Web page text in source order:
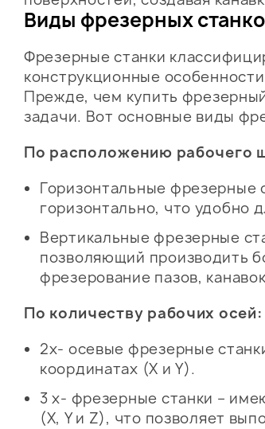
Виды фрезерных
Фрезерные станки
конструкционные
Прежде, чем купить
задачи. Вот основные виды
По расположению рабочего
Горизонтальные фрезерные
горизонтально, что удобно
Вертикальные фрезерные
позволяющий производить
фрезерование пазов,
По количеству рабочих осей:
2х- осевые фрезерные
координатах (X и Y).
3 х- фрезерные станки –
(X, Y и Z), что позволяет